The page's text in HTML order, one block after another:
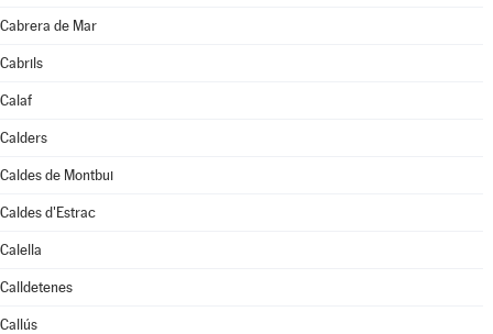
Cabrera de Mar
Cabrils
Calaf
Calders
Caldes de Montbui
Caldes d'Estrac
Calella
Calldetenes
Callús